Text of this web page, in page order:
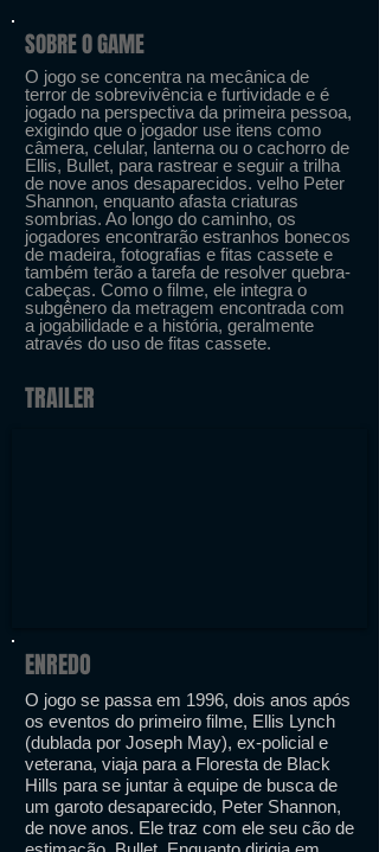
SOBRE O GAME
O jogo se concentra na mecânica de
terror de sobrevivência e furtividade e é
jogado na perspectiva da primeira pessoa,
exigindo que o jogador use itens como
câmera, celular, lanterna ou o cachorro de
Ellis, Bullet, para rastrear e seguir a trilha
de nove anos desaparecidos. velho Peter
Shannon, enquanto afasta criaturas
sombrias. Ao longo do caminho, os
jogadores encontrarão estranhos bonecos
de madeira, fotografias e fitas cassete e
também terão a tarefa de resolver quebra-
cabeças. Como o filme, ele integra o
subgênero da metragem encontrada com
a jogabilidade e a história, geralmente
através do uso de fitas cassete.
TRAILER
ENREDO
O jogo se passa em 1996, dois anos após
os eventos do primeiro filme, Ellis Lynch
(dublada por Joseph May), ex-policial e
veterana, viaja para a Floresta de Black
Hills para se juntar à equipe de busca de
um garoto desaparecido, Peter Shannon,
de nove anos. Ele traz com ele seu cão de